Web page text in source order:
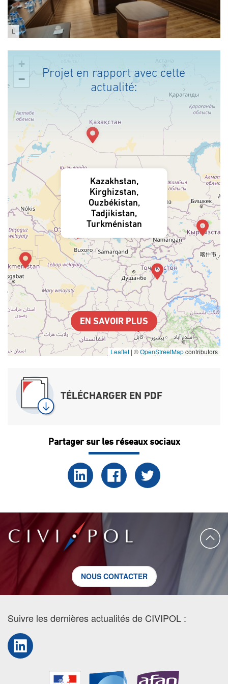
L
Projet en rapport avec cette
actualité:
+
−
Leaflet | ©OpenStreetMapcontributors
Kazakhstan,
Kirghizstan,
Ouzbékistan,
Tadjikistan,
Turkménistan
EN SAVOIR PLUS
TÉLÉCHARGER EN PDF
Partager sur les réseaux sociaux
NOUS CONTACTER
Suivre les dernières actualités de CIVIPOL :
LinkedIn